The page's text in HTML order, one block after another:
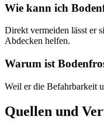
Wie kann ich
Direkt vermeiden lässt er
Abdecken helfen.
Warum ist
Weil er die Befahrbarkeit
Quellen und